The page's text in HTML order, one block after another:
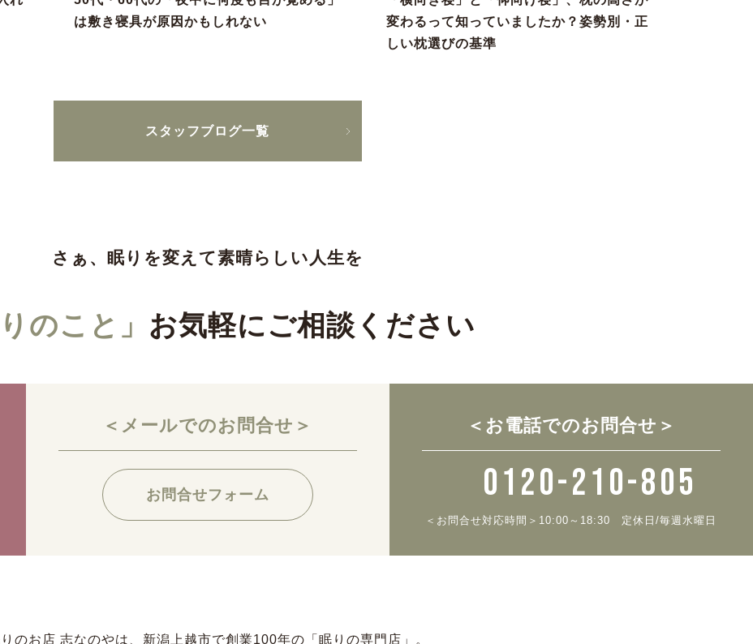
は敷き寝具が原因かもしれない
変わるって知っていましたか？姿勢別・正
しい枕選びの基準
スタッフブログ一覧
さぁ、眠りを変えて素晴らしい人生を
のこと」 お気軽にご相談ください
＜メールでのお問合せ＞
お問合せフォーム
＜お電話でのお問合せ＞
0120-210-805
＜お問合せ対応時間＞10:00～18:30 定休日/毎週水曜日
のお店 志なのやは、新潟上越市で創業100年の「眠りの専門店」。